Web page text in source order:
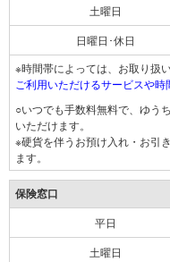
土曜日
日曜日･休日
※時間帯によっては、お取り扱
ご利用いただけるサービスや時
○いつでも手数料無料で、ゆう
いただけます。
※硬貨を伴うお預け入れ・お引
ます。
保険窓口
平日
土曜日